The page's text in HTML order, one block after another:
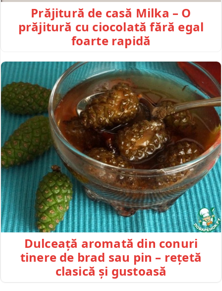
Prăjitură de casă Milka – O
prăjitură cu ciocolată fără egal
foarte rapidă
Dulceață aromată din conuri
tinere de brad sau pin – rețetă
clasică și gustoasă